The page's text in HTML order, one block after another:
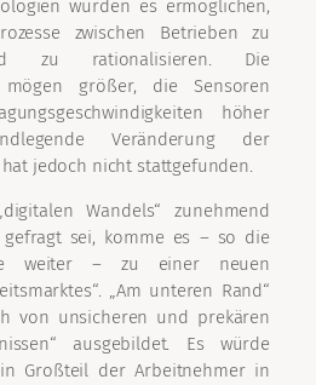
würden es ermöglichen,
zwischen Betrieben zu
zu rationalisieren. Die
größer, die Sensoren
höher
Veränderung der
jedoch nicht stattgefunden.
Wandels“ zunehmend
gefragt sei, komme es – so die
weiter – zu einer neuen
„Am unteren Rand“
von unsicheren und prekären
ausgebildet. Es würde
Großteil der Arbeitnehmer in